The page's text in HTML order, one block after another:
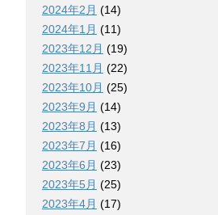
2024年2月 (14)
2024年1月 (11)
2023年12月 (19)
2023年11月 (22)
2023年10月 (25)
2023年9月 (14)
2023年8月 (13)
2023年7月 (16)
2023年6月 (23)
2023年5月 (25)
2023年4月 (17)